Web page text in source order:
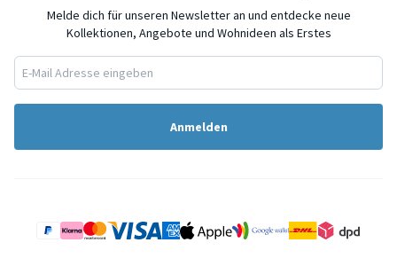
Melde dich für unseren Newsletter an und entdecke neue
Kollektionen, Angebote und Wohnideen als Erstes
Anmelden